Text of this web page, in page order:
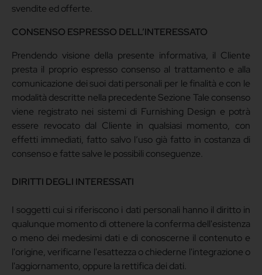
svendite ed offerte.
CONSENSO ESPRESSO DELL’INTERESSATO
Prendendo visione della presente informativa, il Cliente
presta il proprio espresso consenso al trattamento e alla
comunicazione dei suoi dati personali per le finalità e con le
modalità descritte nella precedente Sezione Tale consenso
viene registrato nei sistemi di Furnishing Design e potrà
essere revocato dal Cliente in qualsiasi momento, con
effetti immediati, fatto salvo l’uso già fatto in costanza di
consenso e fatte salve le possibili conseguenze.
DIRITTI DEGLI INTERESSATI
I soggetti cui si riferiscono i dati personali hanno il diritto in
qualunque momento di ottenere la conferma dell'esistenza
o meno dei medesimi dati e di conoscerne il contenuto e
l'origine, verificarne l'esattezza o chiederne l'integrazione o
l'aggiornamento, oppure la rettifica dei dati.